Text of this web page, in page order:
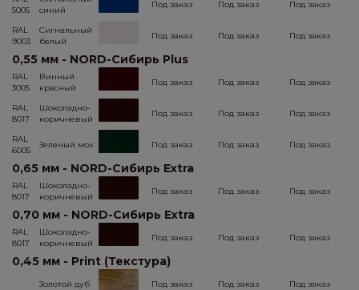
5005
синий
Под заказ Под заказ Под заказ
RAL
9003
Сигнальный
белый
Под заказ Под заказ Под заказ
0,55 мм - NORD-Сибирь Plus
RAL
3005
Винный
красный
Под заказ Под заказ Под заказ
RAL
8017
Шоколадно-
коричневый
Под заказ Под заказ Под заказ
RAL
6005
Зеленый мох Под заказ Под заказ Под заказ
0,65 мм - NORD-Сибирь Extra
RAL
8017
Шоколадно-
коричневый
Под заказ Под заказ Под заказ
0,70 мм - NORD-Сибирь Extra
RAL
8017
Шоколадно-
коричневый
Под заказ Под заказ Под заказ
0,45 мм - Print (Текстура)
Золотой дуб Под заказ Под заказ Под заказ